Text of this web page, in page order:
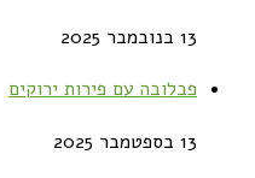
13 בנובמבר 2025
פבלובה עם פירות ירוקים
13 בספטמבר 2025